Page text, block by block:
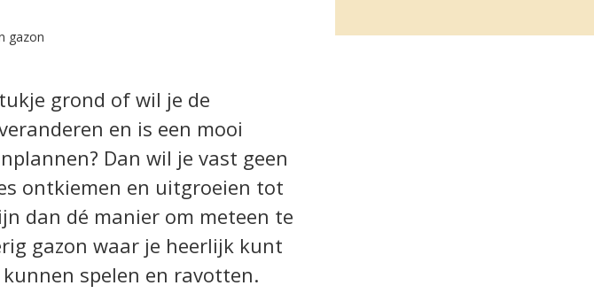
gazon
grond of wil je de
en is een mooi
Dan wil je vast geen
ontkiemen en uitgroeien tot
dan dé manier om meteen te
gazon waar je heerlijk kunt
spelen en ravotten.